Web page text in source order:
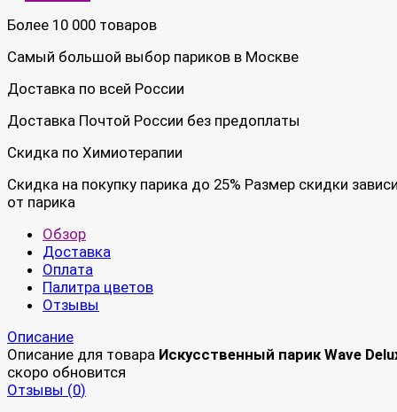
Более 10 000 товаров
Самый большой выбор париков в Москве
Доставка по всей России
Доставка Почтой России без предоплаты
Скидка по Химиотерапии
Скидка на покупку парика до 25% Размер скидки
от парика
Обзор
Доставка
Оплата
Палитра цветов
Отзывы
Описание
Описание для товара Искусственный парик Wave
скоро обновится
Отзывы (0)